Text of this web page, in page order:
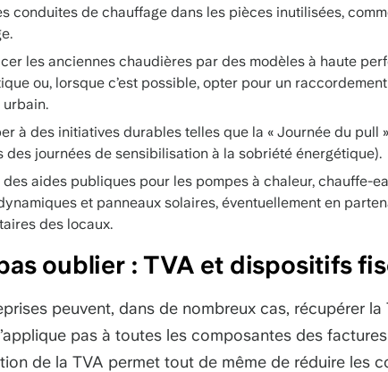
conduites de chauffage dans les pièces inutilisées,
les anciennes chaudières par des modèles à haute
ou, lorsque c’est possible, opter pour un
à des initiatives durables telles que la « Journée du pull
des journées de sensibilisation à la sobriété énergétique).
aides publiques pour les pompes à chaleur, chauffe-
et panneaux solaires, éventuellement en
des locaux.
oublier : TVA et dispositifs
peuvent, dans de nombreux cas, récupérer la
pas à toutes les composantes des factures
de la TVA permet tout de même de réduire les